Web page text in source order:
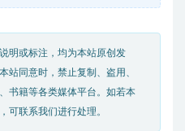
明或标注，均为本站原创发
站同意时，禁止复制、盗用、
书籍等各类媒体平台。如若本
可联系我们进行处理。